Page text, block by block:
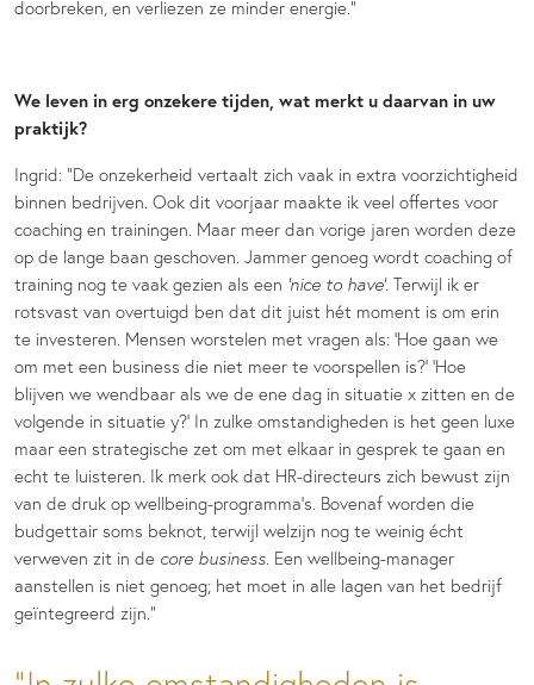
doorbreken, en verliezen ze minder energie.”
We leven in erg onzekere tijden, wat merkt u daarvan in uw
praktijk?
Ingrid: “De onzekerheid vertaalt zich vaak in extra voorzichtigheid
binnen bedrijven. Ook dit voorjaar maakte ik veel offertes voor
coaching en trainingen. Maar meer dan vorige jaren worden deze
op de lange baan geschoven. Jammer genoeg wordt coaching of
training nog te vaak gezien als een ‘nice to have’. Terwijl ik er
rotsvast van overtuigd ben dat dit juist hét moment is om erin
te investeren. Mensen worstelen met vragen als: ‘Hoe gaan we
om met een business die niet meer te voorspellen is?’ ‘Hoe
blijven we wendbaar als we de ene dag in situatie x zitten en de
volgende in situatie y?’ In zulke omstandigheden is het geen luxe
maar een strategische zet om met elkaar in gesprek te gaan en
echt te luisteren. Ik merk ook dat HR-directeurs zich bewust zijn
van de druk op wellbeing-programma’s. Bovenaf worden die
budgettair soms beknot, terwijl welzijn nog te weinig écht
verweven zit in de core business . Een wellbeing-manager
aanstellen is niet genoeg; het moet in alle lagen van het bedrijf
geïntegreerd zijn.”